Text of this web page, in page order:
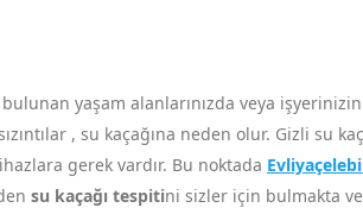
yaşam alanlarınızda veya
, su kaçağına neden olur. Gizli su
gerek vardır. Bu noktada
su kaçağı tespitini sizler için bulmakta